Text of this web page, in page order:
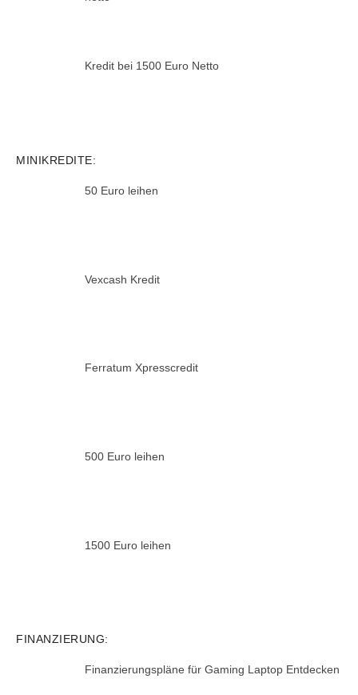
Kredit bei 1500 Euro Netto
MINIKREDITE:
50 Euro leihen
Vexcash Kredit
Ferratum Xpresscredit
500 Euro leihen
1500 Euro leihen
FINANZIERUNG:
Finanzierungspläne für Gaming Laptop Entdecken